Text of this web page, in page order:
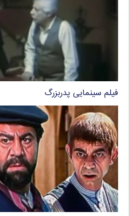
فیلم سینمایی پدربزرگ